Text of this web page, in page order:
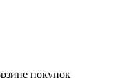
покупок